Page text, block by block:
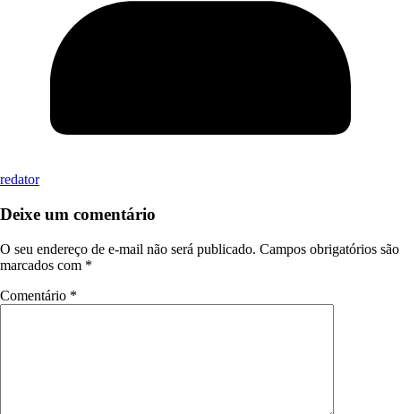
redator
Deixe um comentário
O seu endereço de e-mail não será publicado. Campos obrigatórios são
marcados com *
Comentário *